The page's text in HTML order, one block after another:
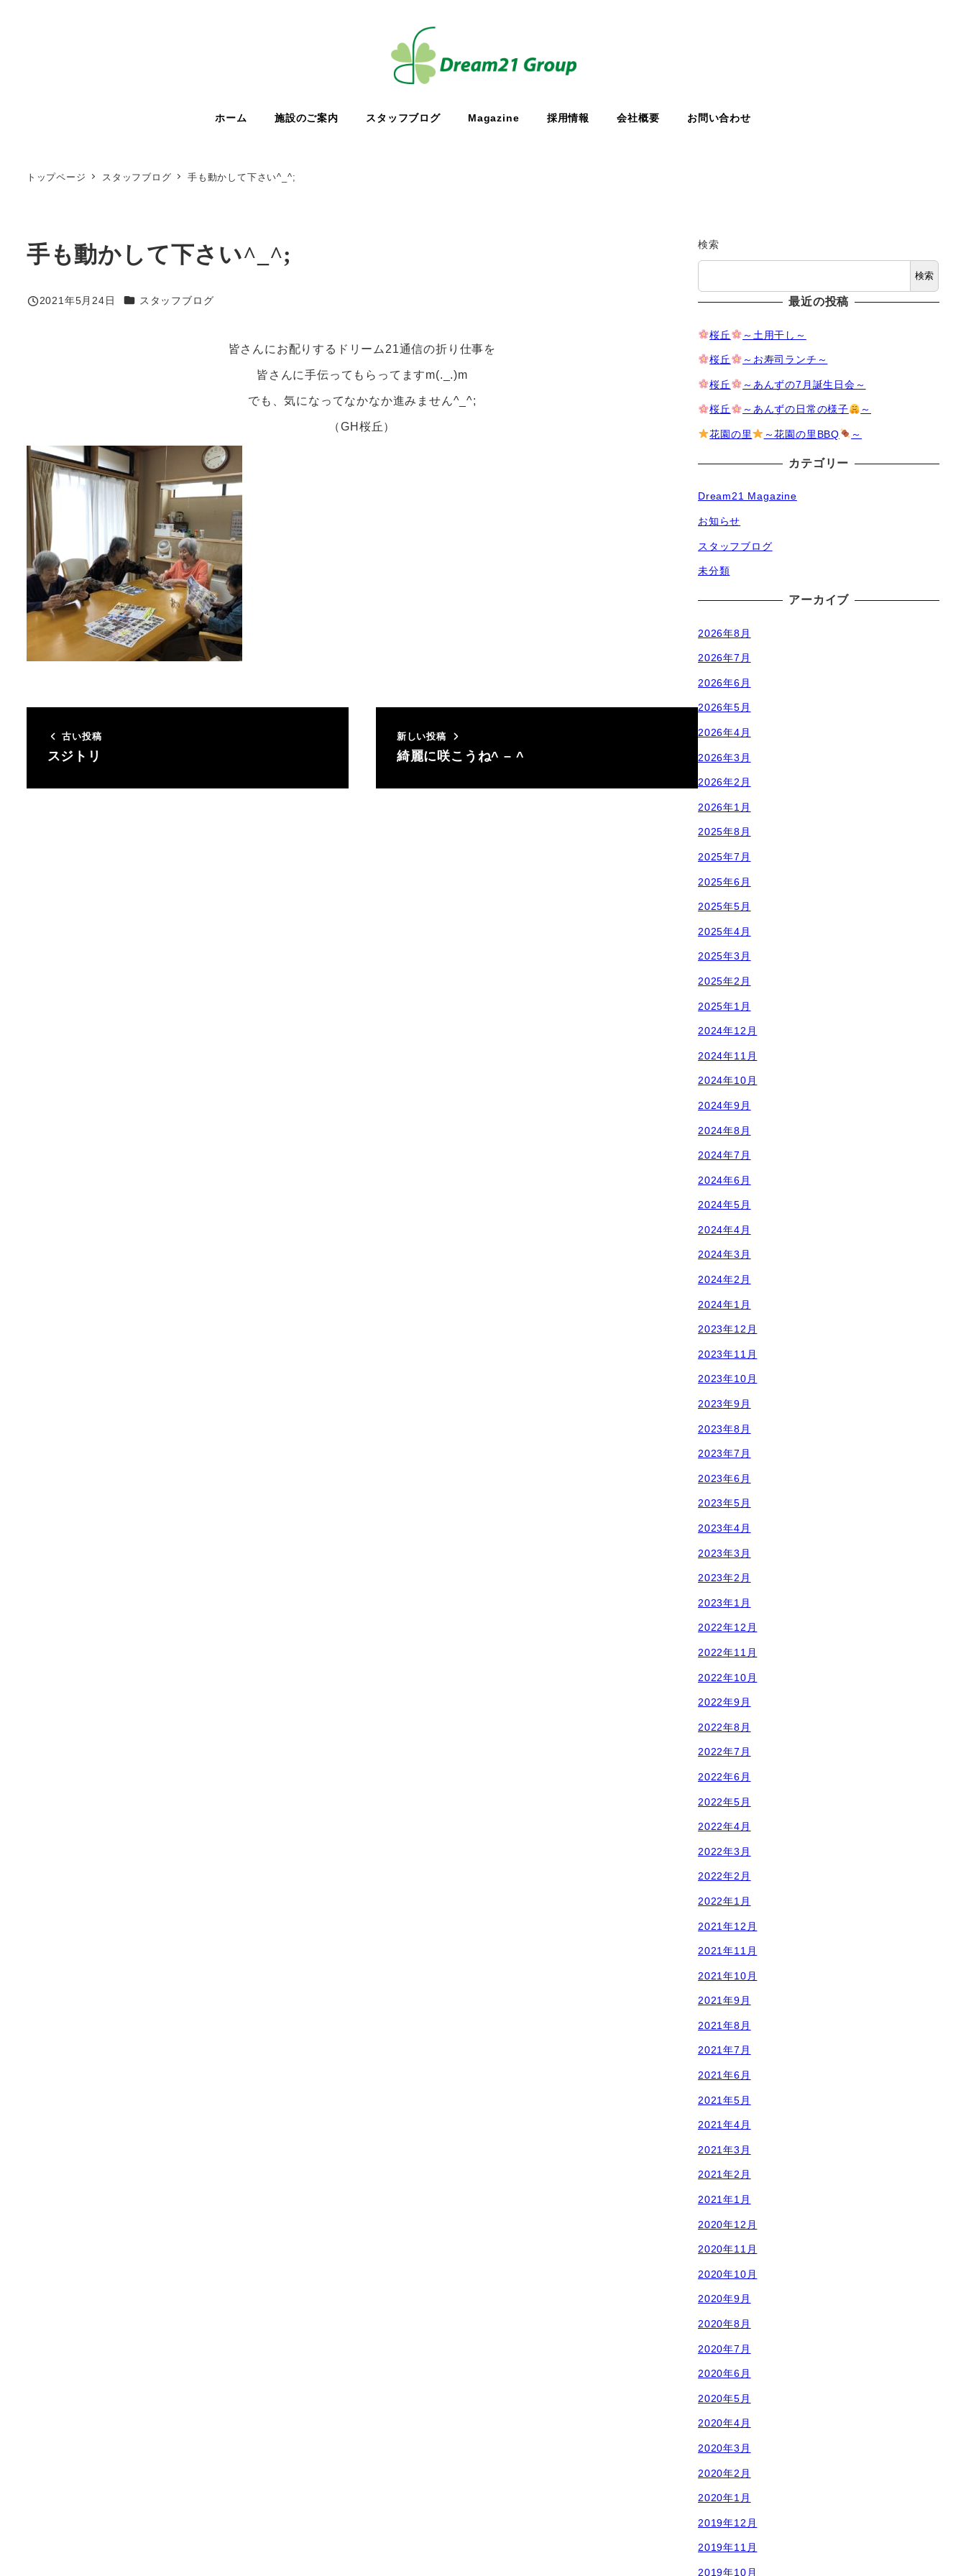
ホーム 施設のご案内 スタッフブログ Magazine 採用情報 会社概要 お問い合わせ
トップページ スタッフブログ 手も動かして下さい^_^;
手も動かして下さい^_^;
投稿日
2021年5月24日 カテゴリー
スタッフブログ
皆さんにお配りするドリーム21通信の折り仕事を
皆さんに手伝ってもらってますm(._.)m
でも、気になってなかなか進みません^_^;
（GH桜丘）
古い投稿
スジトリ
新しい投稿
綺麗に咲こうね^ – ^
検索
検索
最近の投稿
桜丘 ～土用干し～
桜丘 ～お寿司ランチ～
桜丘 ～あんずの7月誕生日会～
桜丘 ～あんずの日常の様子 ～
花園の里 ～花園の里BBQ ～
カテゴリー
Dream21 Magazine
お知らせ
スタッフブログ
未分類
アーカイブ
2026年8月
2026年7月
2026年6月
2026年5月
2026年4月
2026年3月
2026年2月
2026年1月
2025年8月
2025年7月
2025年6月
2025年5月
2025年4月
2025年3月
2025年2月
2025年1月
2024年12月
2024年11月
2024年10月
2024年9月
2024年8月
2024年7月
2024年6月
2024年5月
2024年4月
2024年3月
2024年2月
2024年1月
2023年12月
2023年11月
2023年10月
2023年9月
2023年8月
2023年7月
2023年6月
2023年5月
2023年4月
2023年3月
2023年2月
2023年1月
2022年12月
2022年11月
2022年10月
2022年9月
2022年8月
2022年7月
2022年6月
2022年5月
2022年4月
2022年3月
2022年2月
2022年1月
2021年12月
2021年11月
2021年10月
2021年9月
2021年8月
2021年7月
2021年6月
2021年5月
2021年4月
2021年3月
2021年2月
2021年1月
2020年12月
2020年11月
2020年10月
2020年9月
2020年8月
2020年7月
2020年6月
2020年5月
2020年4月
2020年3月
2020年2月
2020年1月
2019年12月
2019年11月
2019年10月